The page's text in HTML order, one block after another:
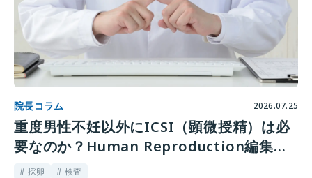
院長コラム 2026.07.25
重度男性不妊以外にICSI（顕微授精）は必
要なのか？Human Reproduction編集部
が鳴らす警鐘
# 採卵 # 検査